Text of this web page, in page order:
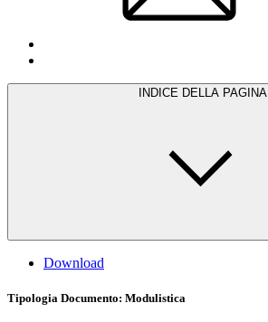
INDICE DELLA PAGINA
Download
Tipologia Documento: Modulistica